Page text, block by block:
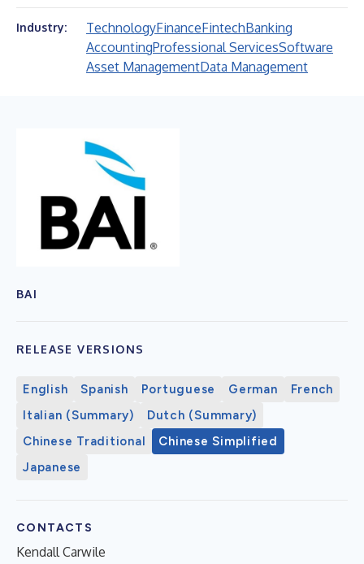
Industry: TechnologyFinanceFintechBanking
AccountingProfessional ServicesSoftware
Asset ManagementData Management
BAI
RELEASE VERSIONS
English Spanish Portuguese German
French
Italian (Summary)
Dutch (Summary)
Chinese Traditional
Chinese Simplified
Japanese
CONTACTS
Kendall Carwile